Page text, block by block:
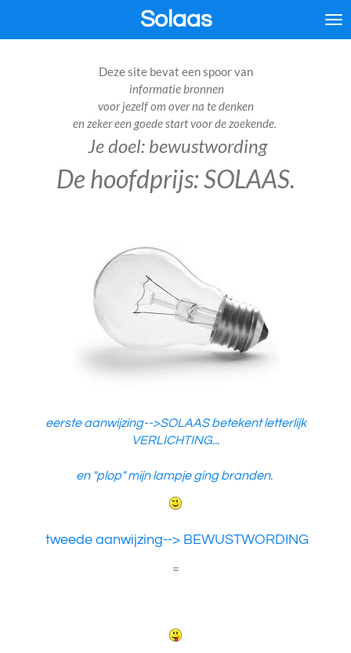
Solaas
Deze site bevat een spoor van
informatie bronnen
voor jezelf om over na te denken
en zekereen goede start voor de zoekende.
Je doel: bewustwording
De hoofdprijs: SOLAAS.
eerste aanwijzing-->SOLAAS betekent letterlijk
VERLICHTING...
en "plop" mijn lampje ging branden.
tweede aanwijzing--> BEWUSTWORDING
=